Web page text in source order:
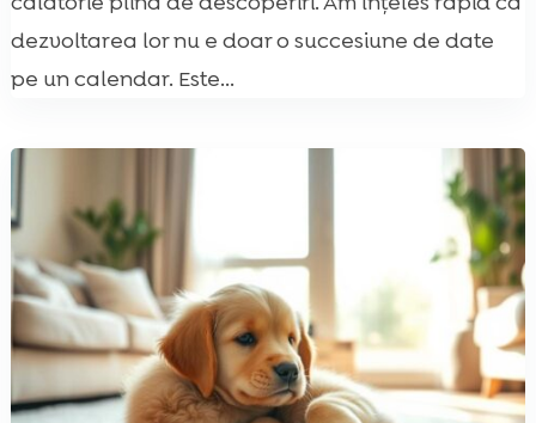
dezvoltarea lor nu e doar o succesiune de date
pe un calendar. Este...